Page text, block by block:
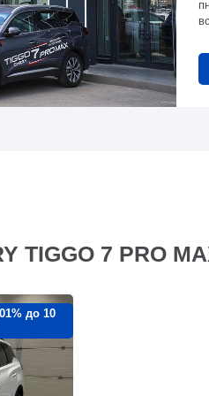
TIGGO 7 PRO
до 10